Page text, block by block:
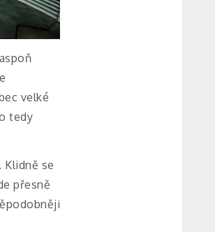
velké
tedy
Klidně se
přesně